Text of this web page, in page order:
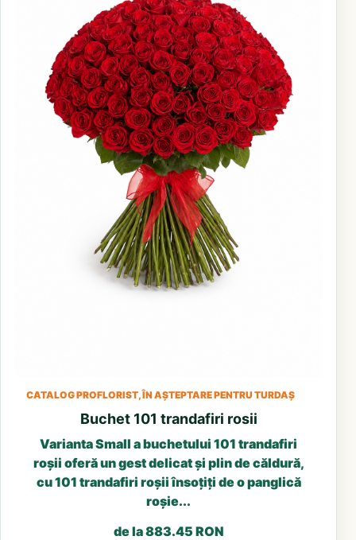
CATALOG PROFLORIST, ÎN AȘTEPTARE PENTRU TURDAȘ
Buchet 101 trandafiri rosii
Varianta Small a buchetului 101 trandafiri
roșii oferă un gest delicat și plin de căldură,
cu 101 trandafiri roșii însoțiți de o panglică
roșie...
de la 883.45 RON